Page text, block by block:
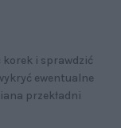
korek i sprawdzić
ewentualne
przekładni